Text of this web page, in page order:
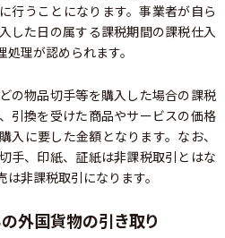
行うことになります。事業者が自ら
した日の属する課税期間の課税仕入
理が認められます。
の物品切手等を購入した場合の課税
引換を受けた商品やサービスの価格
入に要した金額となります。なお、
手、印紙、証紙は非課税取引とはな
非課税取引になります。
外国貨物の引き取り